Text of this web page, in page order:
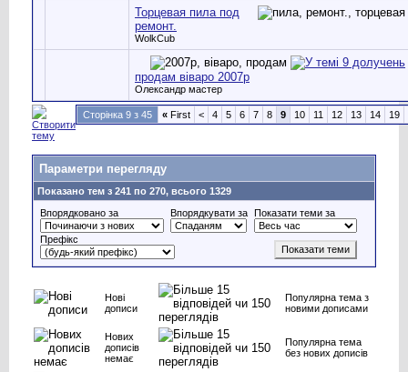
Торцевая пила под
ремонт.
WolkCub
продам віваро 2007р
Олександр мастер
Сторінка 9 з 45 « First < 4 5 6 7 8 9 10 11 12 13 14 19
Параметри перегляду
Показано тем з 241 по 270, всього 1329
Впорядковано за
Впорядкувати за Показати теми за
Префікс
Нові
дописи
Популярна тема з
новими дописами
Нових
дописів
немає
Популярна тема
без нових дописів